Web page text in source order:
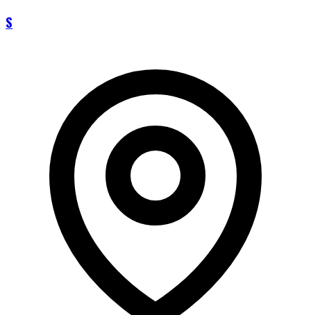
S